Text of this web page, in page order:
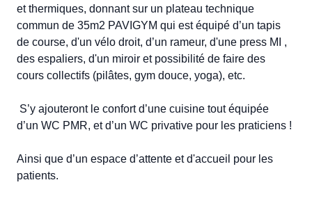
et thermiques, donnant sur un plateau technique
commun de 35m2 PAVIGYM qui est équipé d’un tapis
de course, d'un vélo droit, d’un rameur, d'une press MI ,
des espaliers, d'un miroir et possibilité de faire des
cours collectifs (pilâtes, gym douce, yoga), etc.
d’un WC PMR, et d’un WC privative pour les praticiens !
Ainsi que d’un espace d’attente et d'accueil pour les
patients.